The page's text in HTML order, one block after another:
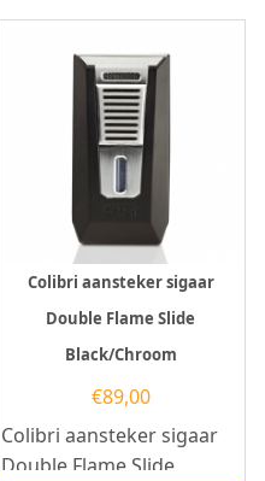
Colibri aansteker sigaar
Double Flame Slide
Black/Chroom
€89,00
Colibri aansteker sigaar
Double Flame Slide